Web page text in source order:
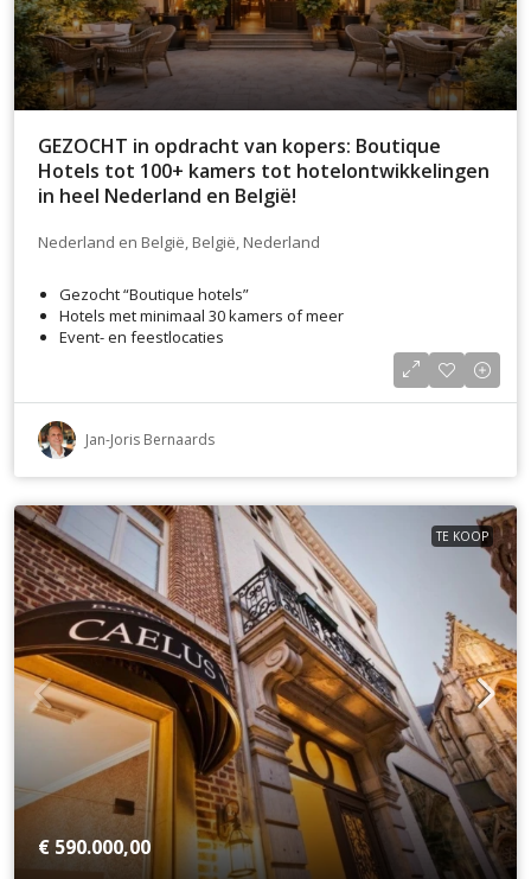
GEZOCHT in opdracht van kopers: Boutique
Hotels tot 100+ kamers tot hotelontwikkelingen
in heel Nederland en België!
Nederland en België, België, Nederland
Gezocht “Boutique hotels”
Hotels met minimaal 30 kamers of meer
Event- en feestlocaties
Jan-Joris Bernaards
TE KOOP
€ 590.000,00